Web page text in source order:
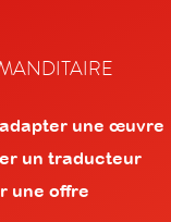
une œuvre
un traducteur
une offre